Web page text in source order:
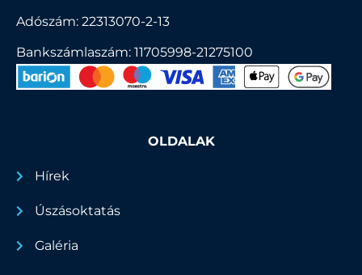
Adószám: 22313070-2-13
Bankszámlaszám: 11705998-21275100
OLDALAK
Hírek
Úszásoktatás
Galéria